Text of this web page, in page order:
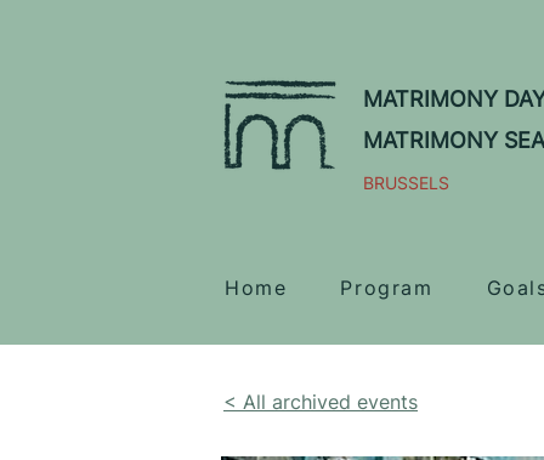
MATRIMONY
MATRIMONY
BRUSSELS
Home Program
< All archived events